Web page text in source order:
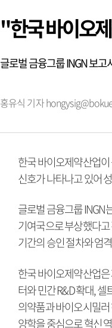
"한국 바이오
글로벌 금융그룹 INGN 보
홍유식 기자
한국 바이오제약산업
신호가 나타나고 있어
글로벌 금융그룹 INGN
기여국으로 부상했다
기간의 승인 절차와 엄
한국 바이오제약산업
터와 민간 R&D 확대,
의약품과 바이오시밀
양학을 중심으로 혁신